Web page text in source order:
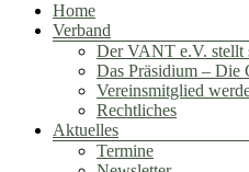
Home
Verband
Der VANT e.V. stellt
Das Präsidium – Die
Vereinsmitglied
Rechtliches
Aktuelles
Termine